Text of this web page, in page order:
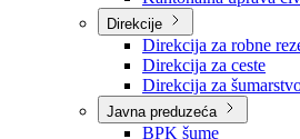
Uprave
Kantonalna uprava za
Kantonalna uprava
Direkcije
Direkcija za robne
Direkcija za ceste